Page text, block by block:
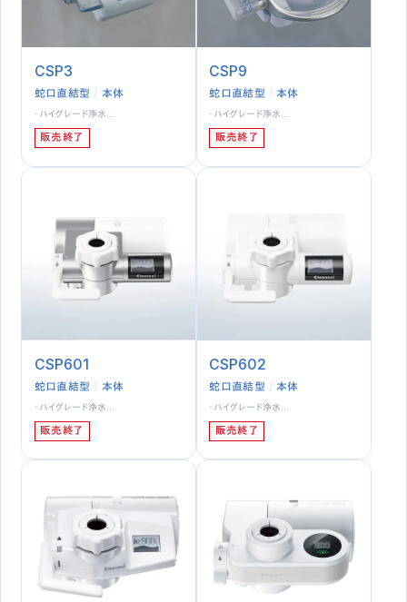
CSP3
蛇口直結型 本体
・ハイグレード浄水…
販売終了
CSP9
蛇口直結型 本体
・ハイグレード浄水…
販売終了
CSP601
蛇口直結型 本体
・ハイグレード浄水…
販売終了
CSP602
蛇口直結型 本体
・ハイグレード浄水…
販売終了